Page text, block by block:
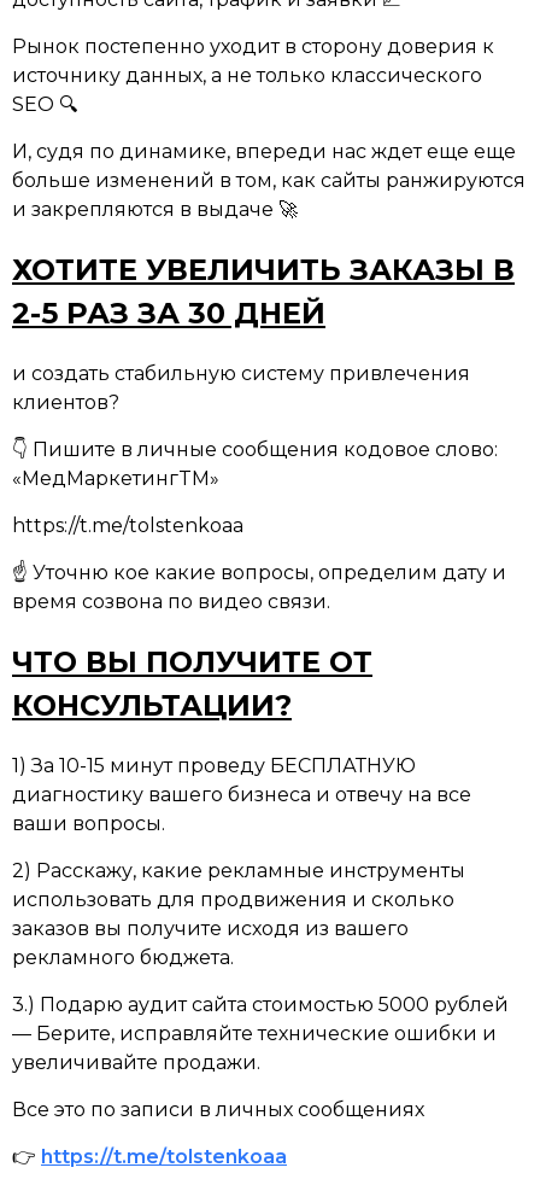
Рынок постепенно уходит в сторону доверия к
источнику данных, а не только классического
SEO 🔍
И, судя по динамике, впереди нас ждет еще еще
больше изменений в том, как сайты ранжируются
и закрепляются в выдаче 🚀
ХОТИТЕ УВЕЛИЧИТЬ ЗАКАЗЫ В
2-5 РАЗ ЗА 30 ДНЕЙ
и создать стабильную систему привлечения
клиентов?
👇 Пишите в личные сообщения кодовое слово:
«МедМаркетингTM»
https://t.me/tolstenkoaa
☝ Уточню кое какие вопросы, определим дату и
время созвона по видео связи.
ЧТО ВЫ ПОЛУЧИТЕ ОТ
КОНСУЛЬТАЦИИ?
1) За 10-15 минут проведу БЕСПЛАТНУЮ
диагностику вашего бизнеса и отвечу на все
ваши вопросы.
2) Расскажу, какие рекламные инструменты
использовать для продвижения и сколько
заказов вы получите исходя из вашего
рекламного бюджета.
3.) Подарю аудит сайта стоимостью 5000 рублей
— Берите, исправляйте технические ошибки и
увеличивайте продажи.
Все это по записи в личных сообщениях
👉 https://t.me/tolstenkoaa